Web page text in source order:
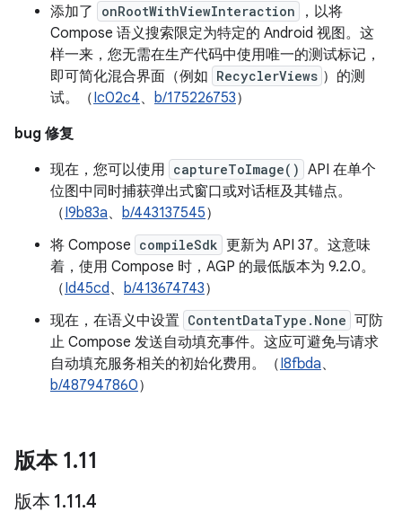
添加了 onRootWithViewInteraction
，以将
Compose 语义搜索限定为特定的 Android 视图。这
样一来，您无需在生产代码中使用唯一的测试标记，
即可简化混合界面（例如 RecyclerViews ）的测
试。（Ic02c4、 b/175226753）
bug 修复
现在，您可以使用 captureToImage() API 在单个
位图中同时捕获弹出式窗口或对话框及其锚点。
（I9b83a、 b/443137545）
将 Compose compileSdk 更新为 API 37。这意味
着，使用 Compose 时，AGP 的最低版本为 9.2.0。
（Id45cd、 b/413674743）
现在，在语义中设置 ContentDataType.None 可防
止 Compose 发送自动填充事件。这应可避免与请求
自动填充服务相关的初始化费用。（I8fbda、
b/487947860）
版本 1.11
版本 1.11.4